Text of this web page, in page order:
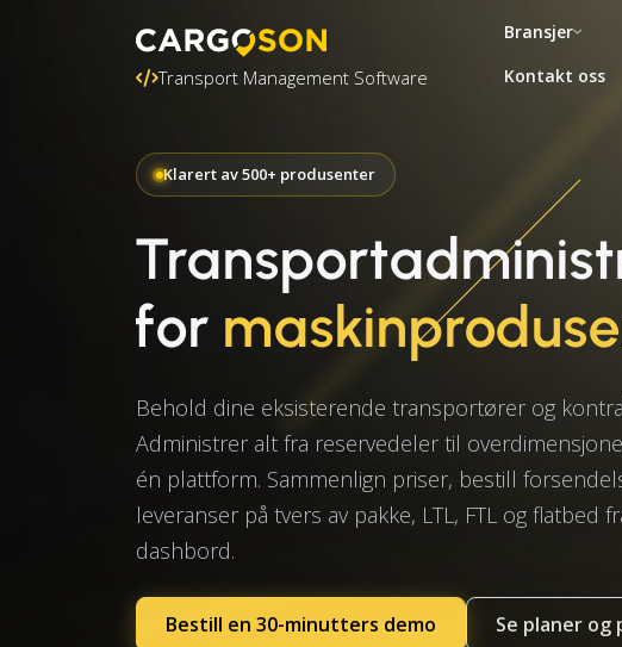
Transport Management Software
Bransjer
Kontakt oss
Klarert av 500+ produsenter
for
Behold dine eksisterende transportører og
Administrer alt fra reservedeler til
én plattform. Sammenlign priser, bestill
leveranser på tvers av pakke, LTL, FTL og flatbed
dashbord.
Bestill en 30-minutters demo Se planer og